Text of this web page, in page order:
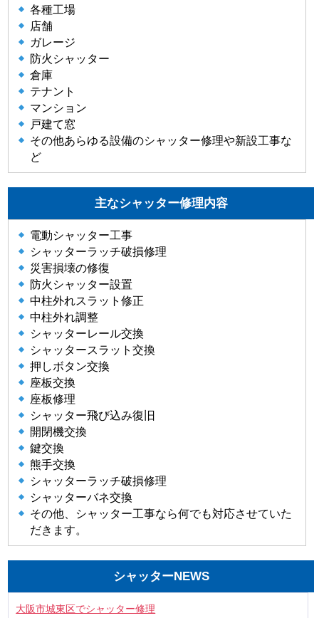
各種工場
店舗
ガレージ
防火シャッター
倉庫
テナント
マンション
戸建て窓
その他あらゆる設備のシャッター修理や新設工事な
ど
主なシャッター修理内容
電動シャッター工事
シャッターラッチ破損修理
災害損壊の修復
防火シャッター設置
中柱外れスラット修正
中柱外れ調整
シャッターレール交換
シャッタースラット交換
押しボタン交換
座板交換
座板修理
シャッター飛び込み復旧
開閉機交換
鍵交換
熊手交換
シャッターラッチ破損修理
シャッターバネ交換
その他、シャッター工事なら何でも対応させていた
だきます。
シャッターNEWS
大阪市城東区でシャッター修理